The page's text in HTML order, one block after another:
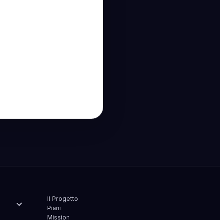
Il Progetto
Piani
Mission